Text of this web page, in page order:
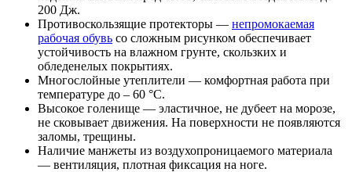
200 Дж.
Противоскользящие протекторы — непромокаемая
рабочая обувь со сложным рисунком обеспечивает
устойчивость на влажном грунте, скользких и
обледенелых покрытиях.
Многослойные утеплители — комфортная работа при
температуре до – 60 °С.
Высокое голенище — эластичное, не дубеет на морозе,
не сковывает движения. На поверхности не появляются
заломы, трещины.
Наличие манжеты из воздухопроницаемого материала
— вентиляция, плотная фиксация на ноге.